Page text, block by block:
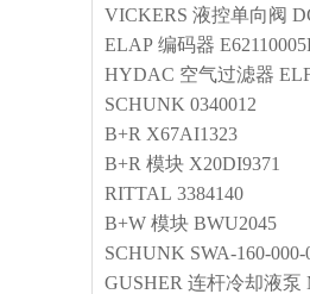
VICKERS 液控单向阀
ELAP 编码器
HYDAC 空气过滤器
SCHUNK 0340012
B+R X67AI1323
B+R 模块 X20DI9371
RITTAL 3384140
B+W 模块 BWU2045
SCHUNK SWA-160-
GUSHER 连杆冷却液泵